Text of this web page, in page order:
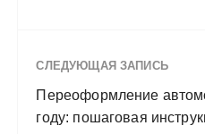
СЛЕДУЮЩАЯ ЗАПИСЬ
Переоформление
году: пошаговая